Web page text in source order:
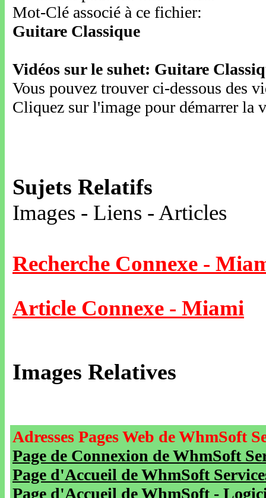
Mot-Clé associé à ce fichier:
Guitare Classique
Vidéos sur le suhet: Guitare
Vous pouvez trouver ci-dessous des
Cliquez sur l'image pour démarrer la
Sujets Relatifs
Images - Liens - Articles
Recherche Connexe -
Article Connexe - Miami
Images Relatives
Adresses Pages Web de WhmSoft
Page de Connexion de WhmSoft
Page d'Accueil de WhmSoft
Page d'Accueil de WhmSoft -